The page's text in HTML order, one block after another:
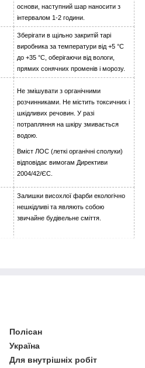
основи, наступний шар наносити з
інтервалом 1-2 години.
Зберігати в щільно закритій тарі
виробника за температури від +5 °C
до +35 °C, оберігаючи від вологи,
прямих сонячних променів і морозу.
Не змішувати з органічними
розчинниками. Не містить токсичних і
шкідливих речовин. У разі
потрапляння на шкіру змивається
водою.
Вміст ЛОС (леткі органічні сполуки)
відповідає вимогам Директиви
2004/42/ЄС.
Залишки висохлої фарби екологічно
нешкідливі та являють собою
звичайне будівельне сміття.
Полісан
Україна
Для внутрішніх робіт